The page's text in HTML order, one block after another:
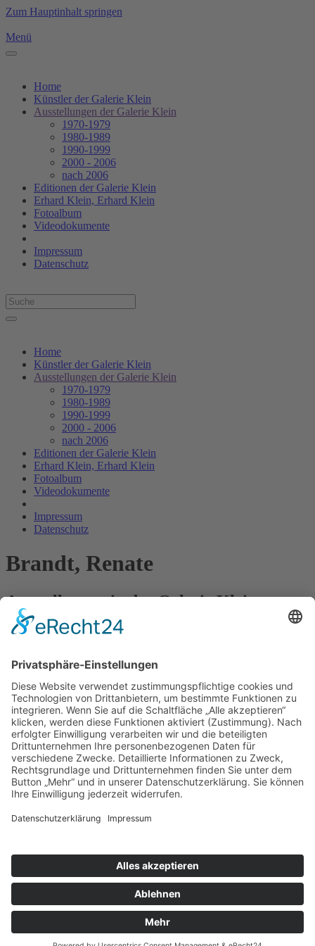
Zum Hauptinhalt springen
Menü
Home
Künstler der Galerie Klein
Ausstellungen der Galerie Klein
1970-1979
1980-1989
1990-1999
2000 - 2006
nach 2006
Editionen der Galerie Klein
Erhard Klein, Erhard Klein
Fotoalbum
Videodokumente
Impressum
Datenschutz
Home
Künstler der Galerie Klein
Ausstellungen der Galerie Klein
1970-1979
1980-1989
1990-1999
2000 - 2006
nach 2006
Editionen der Galerie Klein
Erhard Klein, Erhard Klein
Fotoalbum
Videodokumente
Impressum
Datenschutz
Brandt, Renate
Ausstellungen in der Galerie Klein
26.04.1998: Neues von: Renate Brandt, Katharina van Hoffs, Nora
Editionen, herausgegeben von der Galerie
Klein
Irgendwann ist der Sommer vorbei
2002. Zweiteiliges Farbfoto. C-Print, Handabzüge. Je 40 x 40 cm.
Signiert, datiert, nummeriert, betitelt. Auflage: 5 Exemplare.
Zurück zu Künstler
Abbildungen: Sehr gerne hätte ich Ihnen alle Abbildungen zu
hohen Kosten verbunden.
©2026Erhard Klein - Alle Rechte vorbehalten
Home
Datenschutz
Cookies